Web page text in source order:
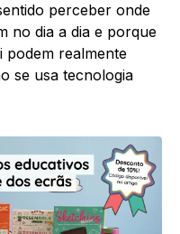
perceber onde
no dia a dia e porque
podem realmente
se usa tecnologia